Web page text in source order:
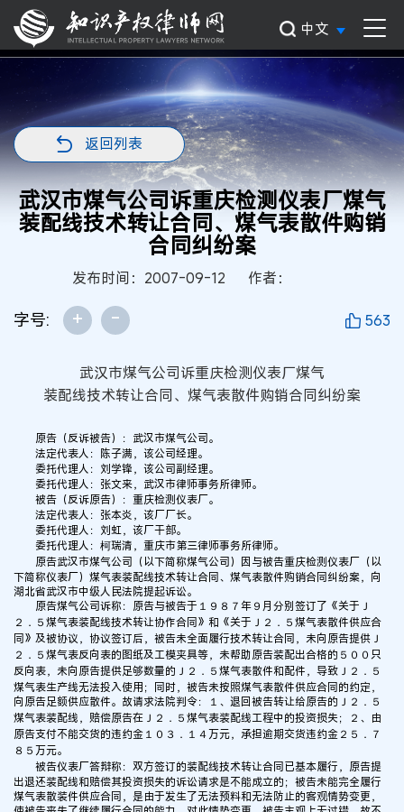
中文
返回列表
武汉市煤气公司诉重庆检测仪表厂煤气
装配线技术转让合同、煤气表散件购销
合同纠纷案
发布时间：2007-09-12 作者：
字号: + - 563
武汉市煤气公司诉重庆检测仪表厂煤气
装配线技术转让合同、煤气表散件购销合同纠纷案
原告（反诉被告）：武汉市煤气公司。
法定代表人：陈子满，该公司经理。
委托代理人：刘学锋，该公司副经理。
委托代理人：张文来，武汉市律师事务所律师。
被告（反诉原告）：重庆检测仪表厂。
法定代表人：张本炎，该厂厂长。
委托代理人：刘虹，该厂干部。
委托代理人：柯瑞清，重庆市第三律师事务所律师。
原告武汉市煤气公司（以下简称煤气公司）因与被告重庆检测仪表厂（以
下简称仪表厂）煤气表装配线技术转让合同、煤气表散件购销合同纠纷案，向
湖北省武汉市中级人民法院提起诉讼。
原告煤气公司诉称：原告与被告于１９８７年９月分别签订了《关于Ｊ
２．５煤气表装配线技术转让协作合同》和《关于Ｊ２．５煤气表散件供应合
同》及被协议，协议签订后，被告未全面履行技术转让合同，未向原告提供Ｊ
２．５煤气表反向表的图纸及工模夹具等，未帮助原告装配出合格的５００只
反向表，未向原告提供足够数量的Ｊ２．５煤气表散件和配件，导致Ｊ２．５
煤气表生产线无法投入使用；同时，被告未按照煤气表散件供应合同的约定，
向原告足额供应散件。故请求法院判令：１、退回被告转让给原告的Ｊ２．５
煤气表装配线，赔偿原告在Ｊ２．５煤气表装配线工程中的投资损失；２、由
原告支付不能交货的违约金１０３．１４万元，承担逾期交货违约金２５．７
８５万元。
被告仪表厂答辩称：双方签订的装配线技术转让合同已基本履行，原告提
出退还装配线和赔偿其投资损失的诉讼请求是不能成立的；被告未能完全履行
煤气表散装件供应合同，是由于发生了无法预料和无法防止的客观情势变更，